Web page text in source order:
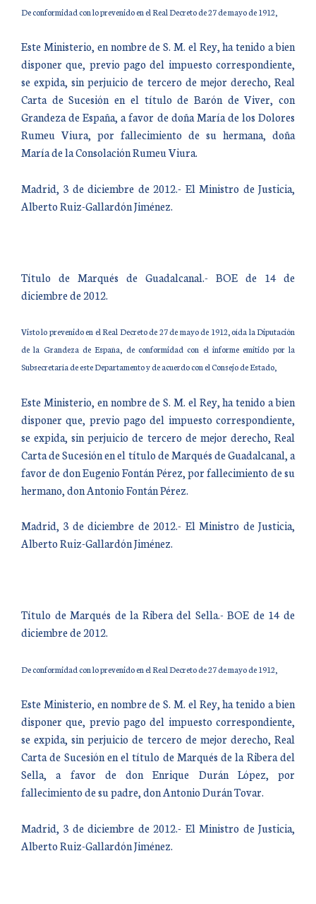
De conformidad con lo prevenido en el Real Decreto de 27 de mayo de 1912,
Este Ministerio, en nombre de S. M. el Rey, ha tenido a bien
disponer que, previo pago del impuesto correspondiente,
se expida, sin perjuicio de tercero de mejor derecho, Real
Carta de Sucesión en el título de Barón de Viver, con
Grandeza de España, a favor de doña María de los Dolores
Rumeu Viura, por fallecimiento de su hermana, doña
María de la Consolación Rumeu Viura.
Madrid, 3 de diciembre de 2012.- El Ministro de Justicia,
Alberto Ruiz-Gallardón Jiménez.
Título de Marqués de Guadalcanal.- BOE de 14 de
diciembre de 2012.
Visto lo prevenido en el Real Decreto de 27 de mayo de 1912, oída la Diputación
de la Grandeza de España, de conformidad con el informe emitido por la
Subsecretaría de este Departamento y de acuerdo con el Consejo de Estado,
Este Ministerio, en nombre de S. M. el Rey, ha tenido a bien
disponer que, previo pago del impuesto correspondiente,
se expida, sin perjuicio de tercero de mejor derecho, Real
Carta de Sucesión en el título de Marqués de Guadalcanal, a
favor de don Eugenio Fontán Pérez, por fallecimiento de su
hermano, don Antonio Fontán Pérez.
Madrid, 3 de diciembre de 2012.- El Ministro de Justicia,
Alberto Ruiz-Gallardón Jiménez.
Título de Marqués de la Ribera del Sella.- BOE de 14 de
diciembre de 2012.
De conformidad con lo prevenido en el Real Decreto de 27 de mayo de 1912,
Este Ministerio, en nombre de S. M. el Rey, ha tenido a bien
disponer que, previo pago del impuesto correspondiente,
se expida, sin perjuicio de tercero de mejor derecho, Real
Carta de Sucesión en el título de Marqués de la Ribera del
Sella, a favor de don Enrique Durán López, por
fallecimiento de su padre, don Antonio Durán Tovar.
Madrid, 3 de diciembre de 2012.- El Ministro de Justicia,
Alberto Ruiz-Gallardón Jiménez.